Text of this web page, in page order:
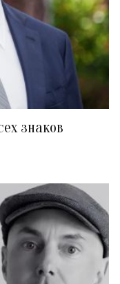
знаков